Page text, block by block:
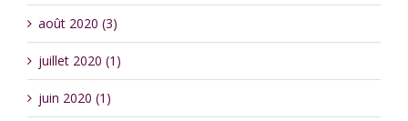
août 2020 (3)
juillet 2020 (1)
juin 2020 (1)